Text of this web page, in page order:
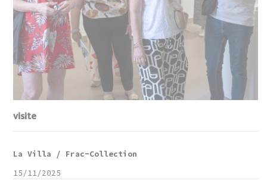
visite
La Villa / Frac-Collection
15/11/2025